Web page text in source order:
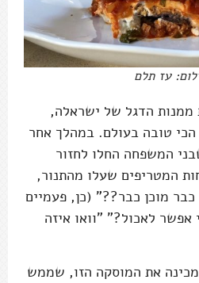
עז תלם
ממנות הדגל של ישראלה,
טובה בעולם. במהלך אחר
המשפחה החלו לחזור
המטריפים שעלו מהתנור,
מוכן כבר??" (כן, פעמיים
לאכול?" "וואו איזה
מכינה את המוסקה הזו, שממש